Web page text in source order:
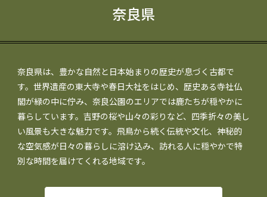
奈良県
奈良県は、豊かな自然と日本始まりの歴史が息づく古都で
す。世界遺産の東大寺や春日大社をはじめ、歴史ある寺社仏
閣が緑の中に佇み、奈良公園のエリアでは鹿たちが穏やかに
暮らしています。吉野の桜や山々の彩りなど、四季折々の美し
い風景も大きな魅力です。飛鳥から続く伝統や文化、神秘的
な空気感が日々の暮らしに溶け込み、訪れる人に穏やかで特
別な時間を届けてくれる地域です。